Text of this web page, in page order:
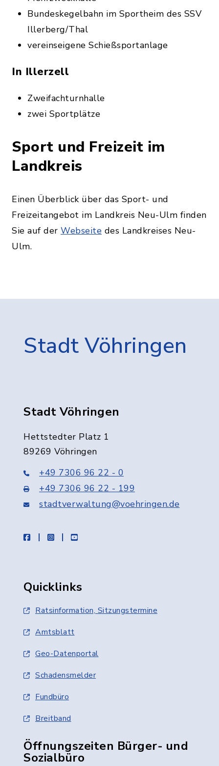
Bundeskegelbahn im Sportheim des SSV
Illerberg/Thal
vereinseigene Schießsportanlage
In Illerzell
Zweifachturnhalle
zwei Sportplätze
Sport und Freizeit im
Landkreis
Einen Überblick über das Sport- und
Freizeitangebot im Landkreis Neu-Ulm finden
Sie auf der Webseite des Landkreises Neu-
Ulm.
Stadt Vöhringen
Stadt Vöhringen
Hettstedter Platz 1
89269 Vöhringen
+49 7306 96 22 - 0
+49 7306 96 22 - 199
stadtverwaltung@voehringen.de
facebookinstagramyoutube
Quicklinks
Ratsinformation, Sitzungstermine
Amtsblatt
Geo-Datenportal
Schadensmelder
Fundbüro
Breitband
Öffnungszeiten Bürger- und
Sozialbüro